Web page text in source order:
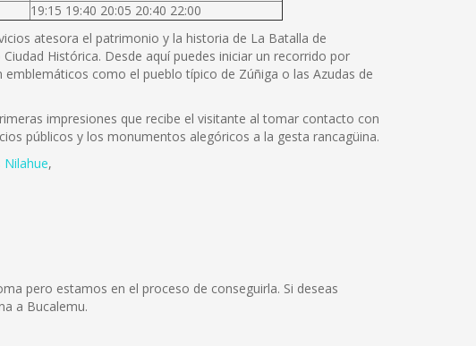
19:15 19:40 20:05 20:40 22:00
atesora el patrimonio y la historia de La Batalla de
Histórica. Desde aquí puedes iniciar un recorrido por
como el pueblo típico de Zúñiga o las Azudas de
impresiones que recibe el visitante al tomar contacto con
públicos y los monumentos alegóricos a la gesta rancagüina.
Nilahue,
pero estamos en el proceso de conseguirla. Si deseas
a Bucalemu.